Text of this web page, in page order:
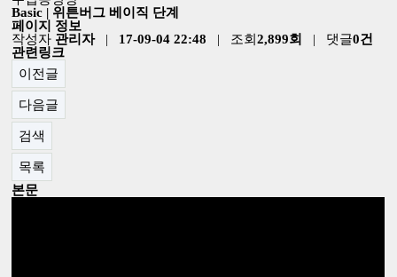
Basic | 위튼버그 베이직 단계
페이지 정보
작성자 관리자| 17-09-04 22:48 | 조회2,899회 | 댓글0건
관련링크
이전글
다음글
검색
목록
본문